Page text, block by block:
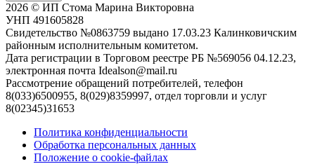
2026 © ИП Стома Марина Викторовна
УНП 491605828
Свидетельство №0863759 выдано 17.03.23 Калинковичским
районным исполнительным комитетом.
Дата регистрации в Торговом реестре РБ №569056 04.12.23,
электронная почта Idealson@mail.ru
Рассмотрение обращений потребителей, телефон
8(033)6500955, 8(029)8359997, отдел торговли и услуг
8(02345)31653
Политика конфиденциальности
Обработка персональных данных
Положение о cookie-файлах